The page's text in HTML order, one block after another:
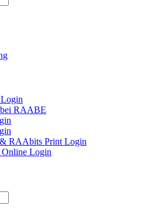
RAABE
RAAbits Print Login
Online Login